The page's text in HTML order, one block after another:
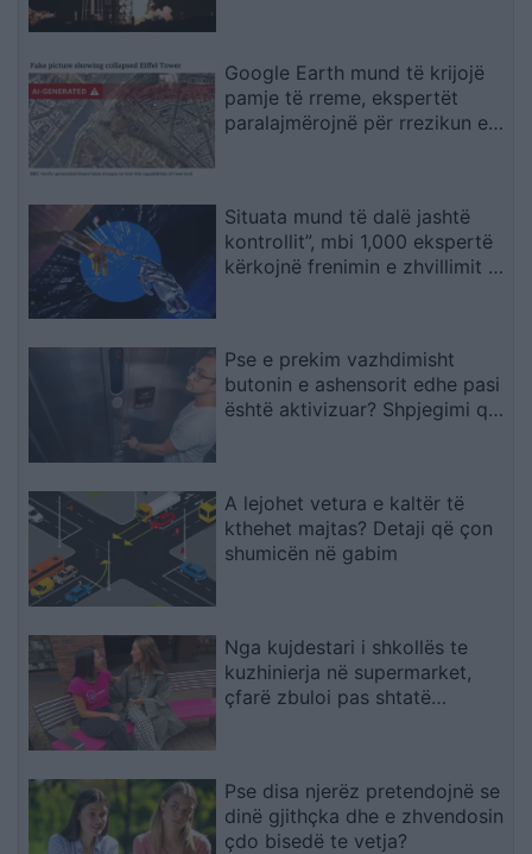
Google Earth mund të krijojë
pamje të rreme, ekspertët
paralajmërojnë për rrezikun e
Situata mund të dalë jashtë
kontrollit”, mbi 1,000 ekspertë
kërkojnë frenimin e zhvillimit të
Pse e prekim vazhdimisht
butonin e ashensorit edhe pasi
është aktivizuar? Shpjegimi që
A lejohet vetura e kaltër të
kthehet majtas? Detaji që çon
shumicën në gabim
Nga kujdestari i shkollës te
kuzhinierja në supermarket,
çfarë zbuloi pas shtatë
Pse disa njerëz pretendojnë se
dinë gjithçka dhe e zhvendosin
çdo bisedë te vetja?